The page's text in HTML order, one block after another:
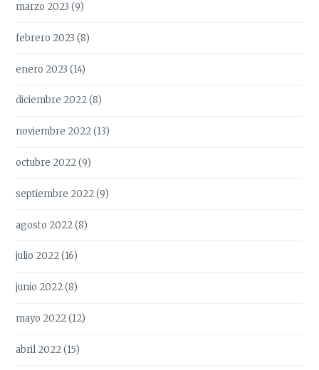
marzo 2023 (9)
febrero 2023 (8)
enero 2023 (14)
diciembre 2022(8)
noviembre 2022(13)
octubre 2022(9)
septiembre 2022(9)
agosto 2022(8)
julio 2022(16)
junio 2022(8)
mayo 2022(12)
abril 2022(15)